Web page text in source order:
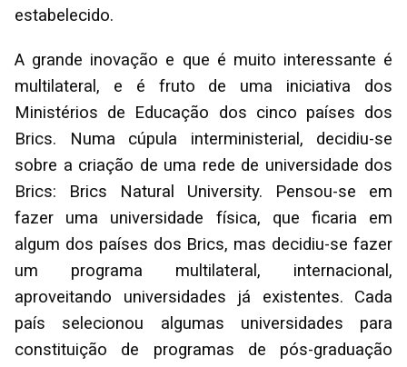
estabelecido.
A grande inovação e que é muito interessante é
multilateral, e é fruto de uma iniciativa dos
Ministérios de Educação dos cinco países dos
Brics. Numa cúpula interministerial, decidiu-se
sobre a criação de uma rede de universidade dos
Brics: Brics Natural University. Pensou-se em
fazer uma universidade física, que ficaria em
algum dos países dos Brics, mas decidiu-se fazer
um programa multilateral, internacional,
aproveitando universidades já existentes. Cada
país selecionou algumas universidades para
constituição de programas de pós-graduação